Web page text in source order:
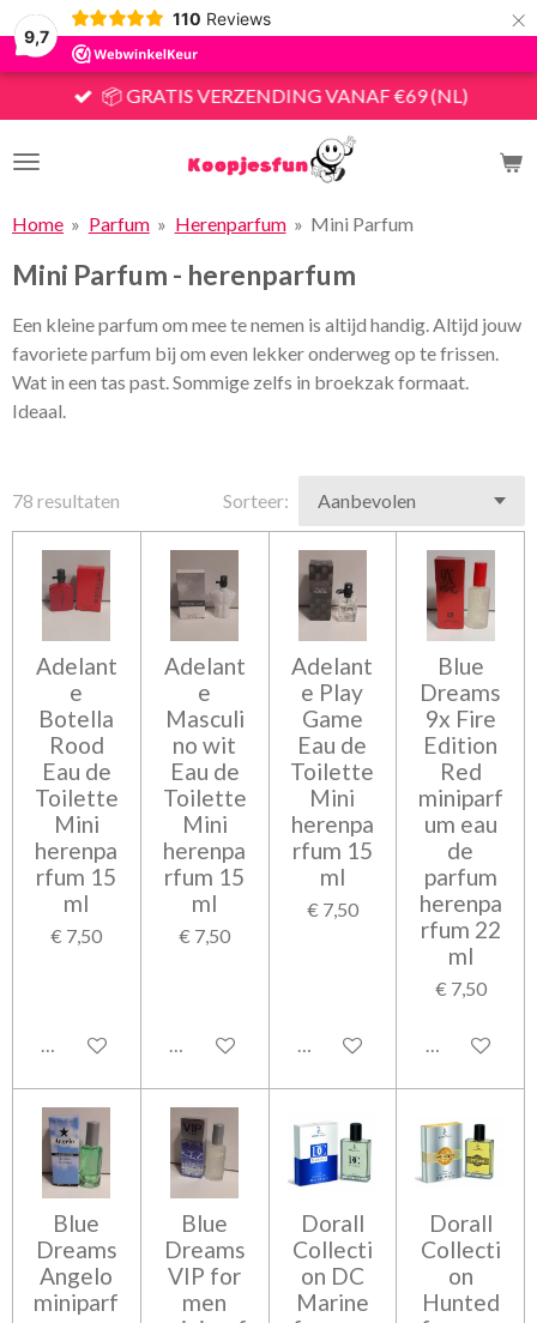
9,7
110 Reviews ×
📦 GRATIS VERZENDING VANAF €69 (NL)
Home » Parfum » Herenparfum » Mini Parfum
Mini Parfum - herenparfum
Een kleine parfum om mee te nemen is altijd handig. Altijd jouw
favoriete parfum bij om even lekker onderweg op te frissen.
Wat in een tas past. Sommige zelfs in broekzak formaat.
Ideaal.
78 resultaten Sorteer:
Adelant
e
Botella
Rood
Eau de
Toilette
Mini
herenpa
rfum 15
ml
€ 7,50
Bekijk details
Adelant
e
Masculi
no wit
Eau de
Toilette
Mini
herenpa
rfum 15
ml
€ 7,50
Bekijk details
Adelant
e Play
Game
Eau de
Toilette
Mini
herenpa
rfum 15
ml
€ 7,50
Bekijk details
Blue
Dreams
9x Fire
Edition
Red
miniparf
um eau
de
parfum
herenpa
rfum 22
ml
€ 7,50
Bekijk details
Blue
Dreams
Angelo
miniparf
Blue
Dreams
VIP for
men
Dorall
Collecti
on DC
Marine
Dorall
Collecti
on
Hunted